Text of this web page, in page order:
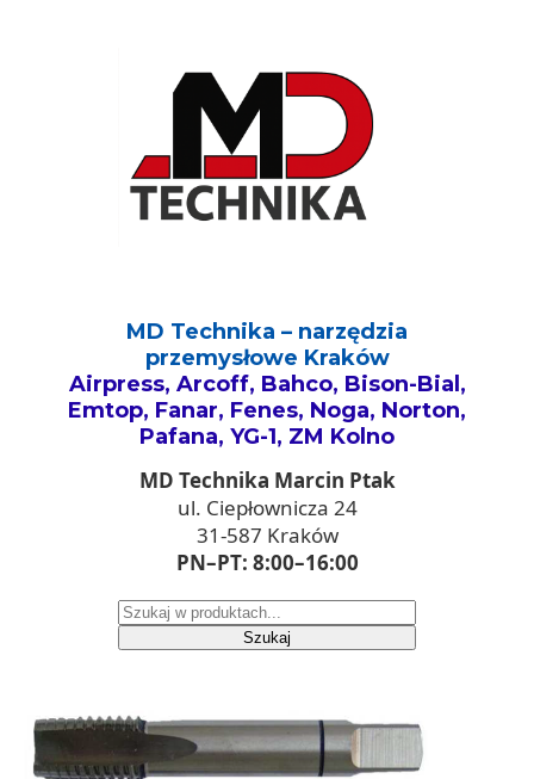
MD Technika – narzędzia
przemysłowe Kraków
Airpress, Arcoff, Bahco, Bison-Bial,
Emtop, Fanar, Fenes, Noga, Norton,
Pafana, YG-1, ZM Kolno
MD Technika Marcin Ptak
ul. Ciepłownicza 24
31-587 Kraków
PN–PT: 8:00–16:00
Szukaj